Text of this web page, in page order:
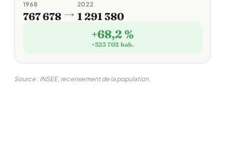
1968
767 678→ 2022
1 291 380
+68,2 %
+523 702 hab.
Source : INSEE, recensement de la population.